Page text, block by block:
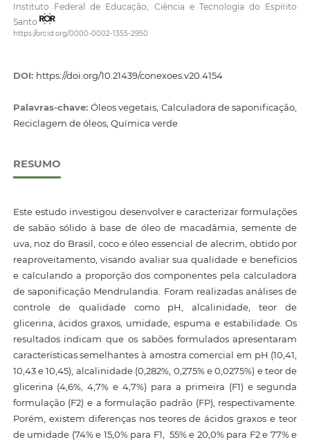
Instituto Federal de Educação, Ciência e Tecnologia do Espírito
Santo
https://orcid.org/0000-0002-1355-2950
DOI: https://doi.org/10.21439/conexoes.v20.4154
Palavras-chave: Óleos vegetais, Calculadora de saponificação,
Reciclagem de óleos, Química verde
RESUMO
Este estudo investigou desenvolver e caracterizar formulações
de sabão sólido à base de óleo de macadâmia, semente de
uva, noz do Brasil, coco e óleo essencial de alecrim, obtido por
reaproveitamento, visando avaliar sua qualidade e benefícios
e calculando a proporção dos componentes pela calculadora
de saponificação Mendrulandia. Foram realizadas análises de
controle de qualidade como pH, alcalinidade, teor de
glicerina, ácidos graxos, umidade, espuma e estabilidade. Os
resultados indicam que os sabões formulados apresentaram
características semelhantes à amostra comercial em pH (10,41,
10,43 e 10,45), alcalinidade (0,282%, 0,275% e 0,0275%) e teor de
glicerina (4,6%, 4,7% e 4,7%) para a primeira (F1) e segunda
formulação (F2) e a formulação padrão (FP), respectivamente.
Porém, existem diferenças nos teores de ácidos graxos e teor
de umidade (74% e 15,0% para F1, 55% e 20,0% para F2 e 77% e